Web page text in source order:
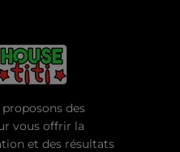
proposons des
vous offrir la
et des résultats